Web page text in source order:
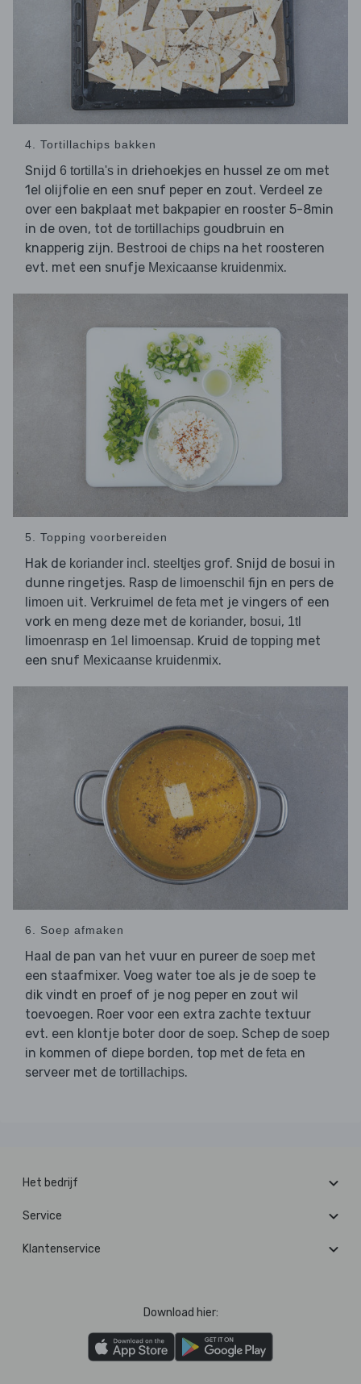
4. Tortillachips bakken
Snijd 6 tortilla's in driehoekjes en hussel ze om met
1el olijfolie en een snuf peper en zout. Verdeel ze
over een bakplaat met bakpapier en rooster 5-8min
in de oven, tot de tortillachips goudbruin en
knapperig zijn. Bestrooi de chips na het roosteren
evt. met een snufje Mexicaanse kruidenmix.
5. Topping voorbereiden
Hak de koriander incl. steeltjes grof. Snijd de bosui in
dunne ringetjes. Rasp de limoenschil fijn en pers de
limoen uit. Verkruimel de feta met je vingers of een
vork en meng deze met de koriander, bosui, 1tl
limoenrasp en 1el limoensap. Kruid de topping met
een snuf Mexicaanse kruidenmix.
6. Soep afmaken
Haal de pan van het vuur en pureer de soep met
een staafmixer. Voeg water toe als je de soep te
dik vindt en proef of je nog peper en zout wil
toevoegen. Roer voor een extra zachte textuur
evt. een klontje boter door de soep. Schep de soep
in kommen of diepe borden, top met de feta en
serveer met de tortillachips.
Het bedrijf
Service
Klantenservice
Download hier: